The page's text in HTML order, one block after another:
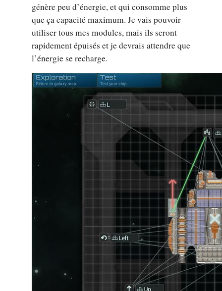
génère peu d’énergie, et qui consomme plus
que ça capacité maximum. Je vais pouvoir
utiliser tous mes modules, mais ils seront
rapidement épuisés et je devrais attendre que
l’énergie se recharge.